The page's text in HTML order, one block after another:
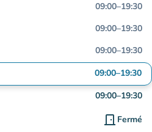
09:00–19:30
09:00–19:30
09:00–19:30
09:00–19:30
09:00–19:30
door_front Fermé